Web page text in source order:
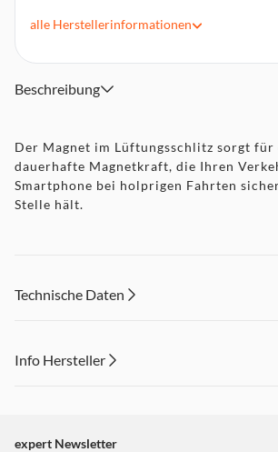
alle Herstellerinformationen
Beschreibung
Der Magnet im Lüftungsschlitz sorgt für
dauerhafte Magnetkraft, die Ihren
Smartphone bei holprigen Fahrten
Stelle hält.
Technische Daten
Info Hersteller
"Marketing".
expert Newsletter